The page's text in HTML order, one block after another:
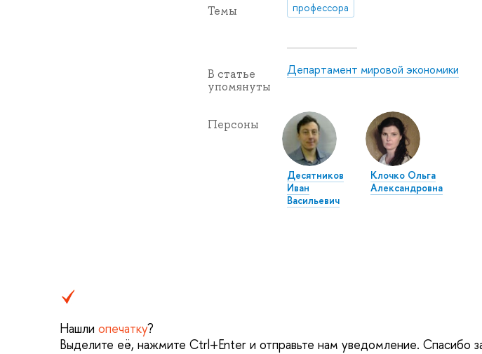
Темы профессора
В статье
упомянуты
Департамент мировой экономики
Персоны
Десятников
Иван
Васильевич
Клочко Ольга
Александровна
Нашли опечатку?
Выделите её, нажмите Ctrl+Enter и отправьте нам уведомление. Спасибо